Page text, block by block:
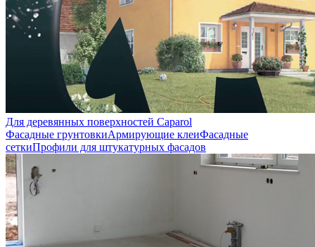
Для деревянных поверхностей Caparol
Фасадные грунтовкиАрмирующие клеиФасадные
сеткиПрофили для штукатурных фасадов